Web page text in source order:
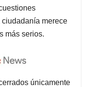
merece
más serios.
únicamente